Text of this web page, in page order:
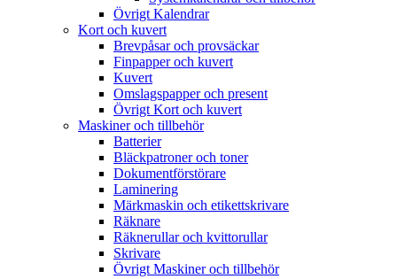
Övrigt Kalendrar
Kort och kuvert
Brevpåsar och provsäckar
Finpapper och kuvert
Kuvert
Omslagspapper och present
Övrigt Kort och kuvert
Maskiner och tillbehör
Batterier
Bläckpatroner och toner
Dokumentförstörare
Laminering
Märkmaskin och etikettskrivare
Räknare
Räknerullar och kvittorullar
Skrivare
Övrigt Maskiner och tillbehör